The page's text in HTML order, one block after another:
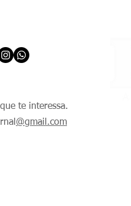
te interessa.
@gmail.com